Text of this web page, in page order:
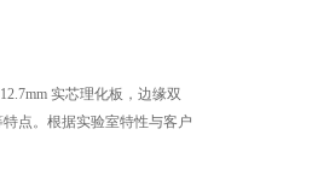
实芯理化板，边缘双
点。根据实验室特性与客户